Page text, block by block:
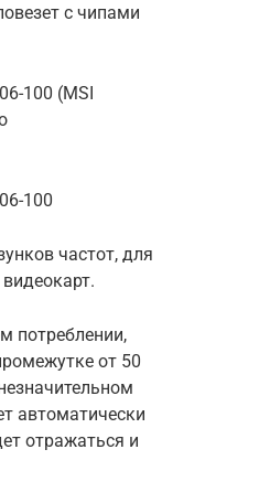
с чипами
100 (MSI
100
частот, для
потреблении,
от 50
автоматически
отражаться и